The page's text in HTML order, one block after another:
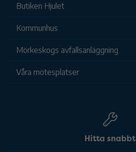
Butiken Hjulet
Kommunhus
Mörkeskogs avfallsanläggning
Våra mötesplatser
Hitta snabbt